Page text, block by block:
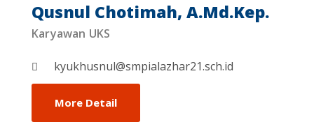
Qusnul Chotimah, A.Md.Kep.
Karyawan UKS
kyukhusnul@smpialazhar21.sch.id
More Detail